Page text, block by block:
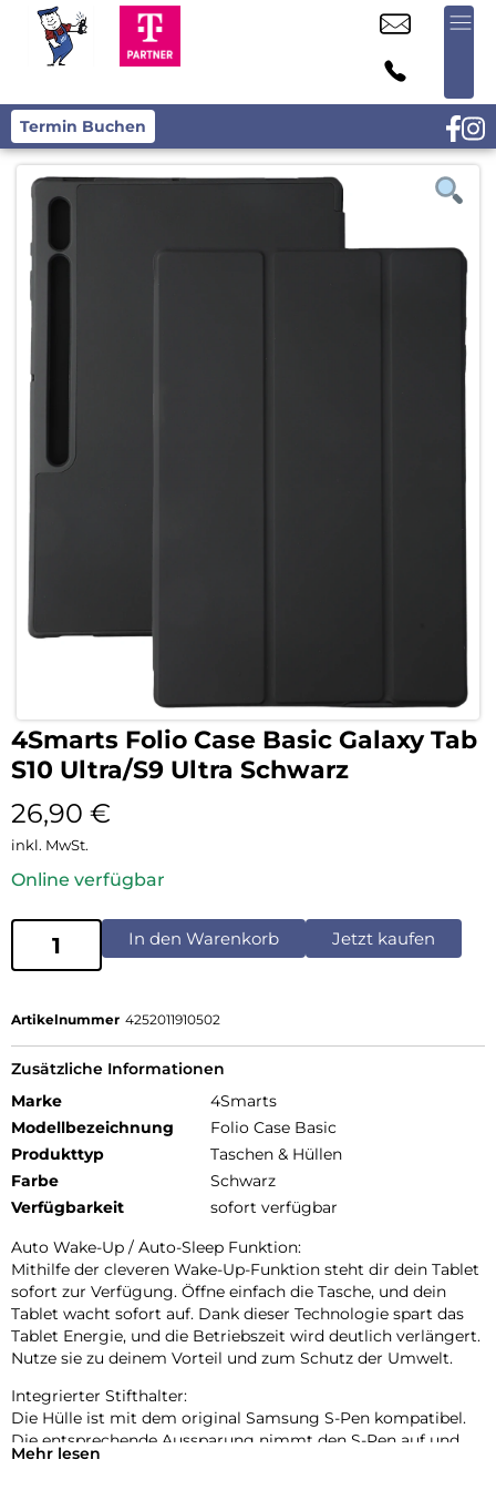
Termin Buchen
4Smarts Folio Case Basic Galaxy Tab
S10 Ultra/S9 Ultra Schwarz
26,90 €
inkl. MwSt.
Online verfügbar
In den Warenkorb Jetzt kaufen
Artikelnummer 4252011910502
Zusätzliche Informationen
Marke
4Smarts
Modellbezeichnung
Folio Case Basic
Produkttyp
Taschen & Hüllen
Farbe
Schwarz
Verfügbarkeit
sofort verfügbar
Auto Wake-Up / Auto-Sleep Funktion:
Mithilfe der cleveren Wake-Up-Funktion steht dir dein Tablet
sofort zur Verfügung. Öffne einfach die Tasche, und dein
Tablet wacht sofort auf. Dank dieser Technologie spart das
Tablet Energie, und die Betriebszeit wird deutlich verlängert.
Nutze sie zu deinem Vorteil und zum Schutz der Umwelt.
Integrierter Stifthalter:
Die Hülle ist mit dem original Samsung S-Pen kompatibel.
Die entsprechende Aussparung nimmt den S-Pen auf und
ermöglicht eine sichere magnetische Befestigung am
Mehr lesen